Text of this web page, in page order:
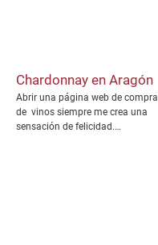
Chardonnay en Aragón
Abrir una página web de compra
de vinos siempre me crea una
sensación de felicidad.…